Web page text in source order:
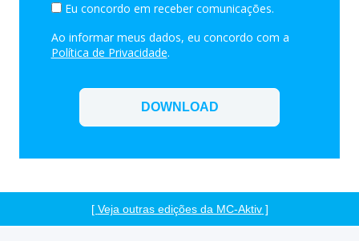
Eu concordo em receber comunicações.
Ao informar meus dados, eu concordo com a
Política de Privacidade.
DOWNLOAD
[ Veja outras edições da MC-Aktiv]